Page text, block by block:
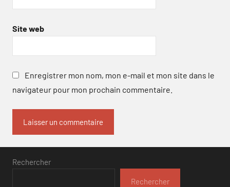
Site web
Enregistrer mon nom, mon e-mail et mon site dans le
navigateur pour mon prochain commentaire.
Rechercher
Rechercher